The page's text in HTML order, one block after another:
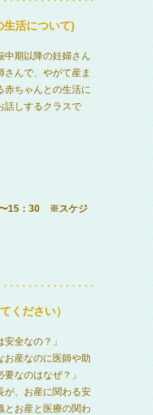
生活について)
中期以降の妊婦さん
さんで、やがて産ま
赤ちゃんとの生活に
話しするクラスで
15：30 ※スケジ
ください）
安全なの？」
お産なのに医師や助
要なのはなぜ？」
が、お産に関わる安
とお産と医療の関わ